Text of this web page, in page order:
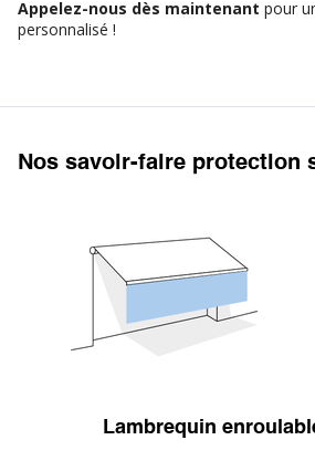
Appelez-nous dès maintenant pour
personnalisé !
Nos savoir-faire protection
Lambrequin